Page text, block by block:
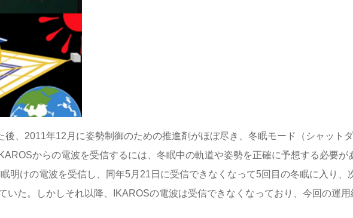
後、2011年12月に姿勢制御のための推進剤がほぼ尽き、冬眠モード（シャット
からの電波を受信するには、冬眠中の軌道や姿勢を正確に予想する必要が
明けの電波を受信し、同年5月21日に受信できなくなって5回目の冬眠に入り、
いた。しかしそれ以降、IKAROSの電波は受信できなくなっており、今回の運用